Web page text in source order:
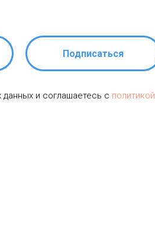
Подписаться
и соглашаетесь c политикой